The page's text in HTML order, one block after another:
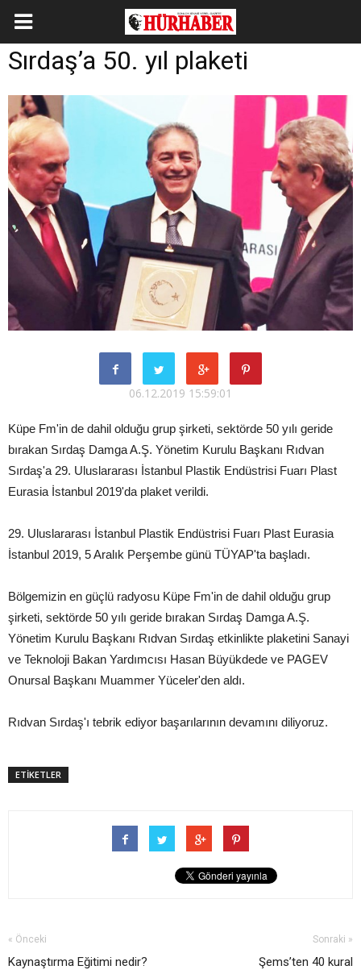
Sırdaş’a 50. yıl plaketi
06.12.2019 15:59:01
Küpe Fm'in de dahil olduğu grup şirketi, sektörde 50 yılı geride
bırakan Sırdaş Damga A.Ş. Yönetim Kurulu Başkanı Rıdvan
Sırdaş'a 29. Uluslararası İstanbul Plastik Endüstrisi Fuarı Plast
Eurasia İstanbul 2019'da plaket verildi.
29. Uluslararası İstanbul Plastik Endüstrisi Fuarı Plast Eurasia
İstanbul 2019, 5 Aralık Perşembe günü TÜYAP'ta başladı.
Bölgemizin en güçlü radyosu Küpe Fm'in de dahil olduğu grup
şirketi, sektörde 50 yılı geride bırakan Sırdaş Damga A.Ş.
Yönetim Kurulu Başkanı Rıdvan Sırdaş etkinlikte plaketini Sanayi
ve Teknoloji Bakan Yardımcısı Hasan Büyükdede ve PAGEV
Onursal Başkanı Muammer Yüceler'den aldı.
Rıdvan Sırdaş'ı tebrik ediyor başarılarının devamını diliyoruz.
ETİKETLER
« Önceki
Kaynaştırma Eğitimi nedir?
Sonraki »
Şems’ten 40 kural